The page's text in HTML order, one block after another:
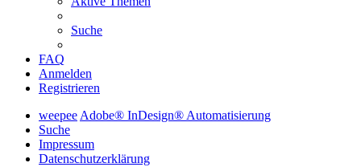
Suche
FAQ
Anmelden
Registrieren
weepeeAdobe® InDesign® Automatisierung
Suche
Impressum
Datenschutzerklärung